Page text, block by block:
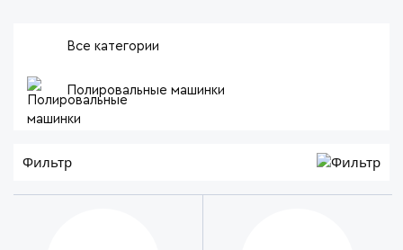
Все категории
Полировальные машинки
Фильтр